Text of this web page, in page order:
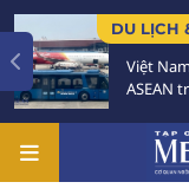
DU LỊCH
Việt
ASEAN